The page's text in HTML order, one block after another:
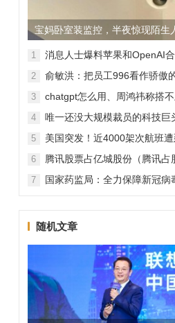
宝妈卧室装监控，半夜惊现陌生
警方已介入调查
1
消息人士爆料苹果和OpenAI
无现金交易、未来探索分成佣金
2
俞敏洪：把员工996看作骄傲
司，建议24节气都放假
3
chatgpt怎么用、周鸿祎称搭
ChatGPT企业会被淘汰
4
唯一还没大规模裁员的科技巨
苹果还能扛多久？
5
美国突发！近4000架次航班遭
2000架次航班被取消
6
腾讯股票占亿城股份（腾讯占
怎样的？）
7
国家药监局：全力保障新冠病
随机文章